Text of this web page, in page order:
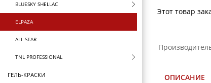
BLUESKY SHELLAC
ELPAZA
ALL STAR
TNL PROFESSIONAL
ГЕЛЬ-КРАСКИ
Этот товар
ОПИСАНИЕ